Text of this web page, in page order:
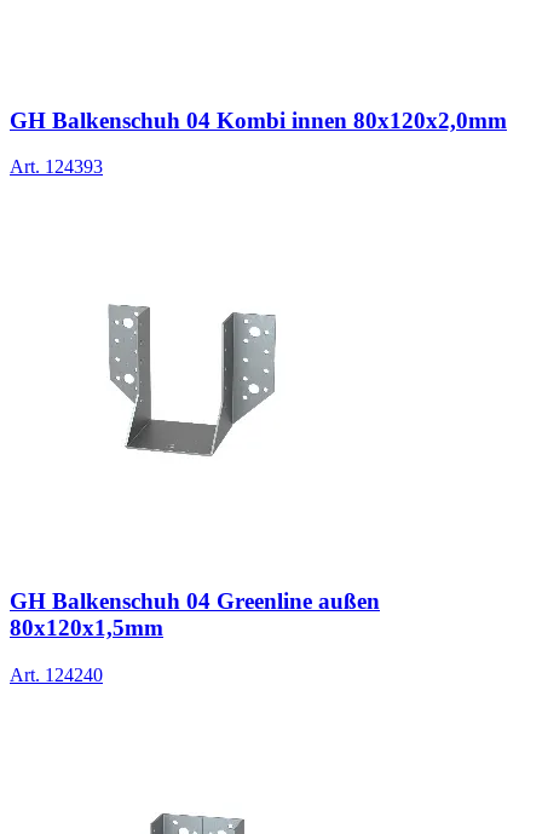
GH Balkenschuh 04 Kombi innen 80x120x2,0mm
Art. 124393
GH Balkenschuh 04 Greenline außen
80x120x1,5mm
Art. 124240